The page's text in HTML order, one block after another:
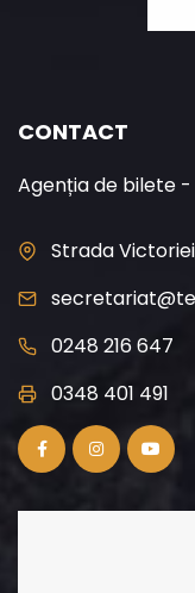
CONTACT
Agenția de bilete -
Strada
0248 216 647
0348 401 491